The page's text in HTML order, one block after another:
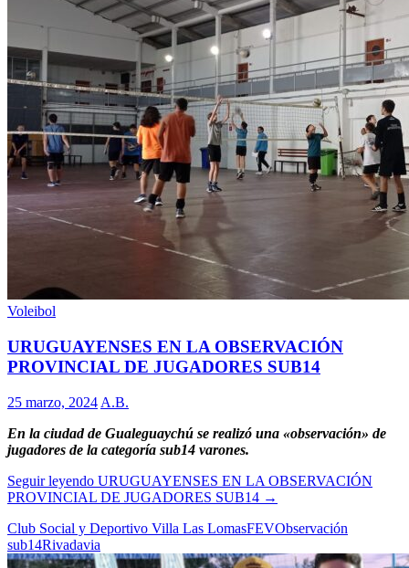
Voleibol
URUGUAYENSES EN LA OBSERVACIÓN
PROVINCIAL DE JUGADORES SUB14
25 marzo, 2024 A.B.
En la ciudad de Gualeguaychú se realizó una «observación» de
jugadores de la categoría sub14 varones.
Seguir leyendo URUGUAYENSES EN LA OBSERVACIÓN
PROVINCIAL DE JUGADORES SUB14 →
Club Social y Deportivo Villa Las LomasFEVObservación
sub14Rivadavia